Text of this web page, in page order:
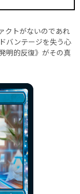
クトがないのであれ
バンテージを失う心
明的反復》がその真